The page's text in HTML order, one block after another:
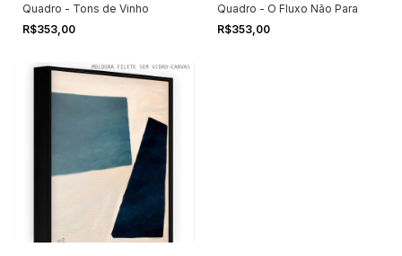
Quadro - Tons de Vinho
R$353,00
Quadro - O Fluxo Não Para
R$353,00